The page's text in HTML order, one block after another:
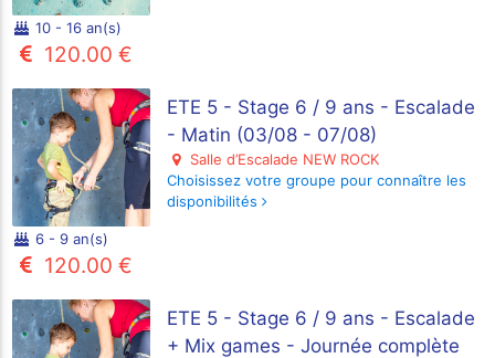
10 - 16 an(s)
120.00 €
ETE 5 - Stage 6 / 9 ans - Escalade
- Matin (03/08 - 07/08)
Salle d’Escalade NEW ROCK
Choisissez votre groupe pour connaître les
disponibilités
6 - 9 an(s)
120.00 €
ETE 5 - Stage 6 / 9 ans - Escalade
+ Mix games - Journée complète